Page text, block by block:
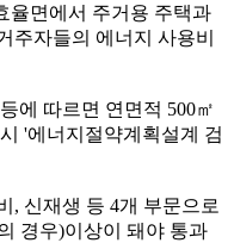
율면에서 주거용 주택과
주자들의 에너지 사용비
에 따르면 연면적 500㎡
'에너지절약계획설계 검
, 신재생 등 4개 부문으로
경우)이상이 돼야 통과